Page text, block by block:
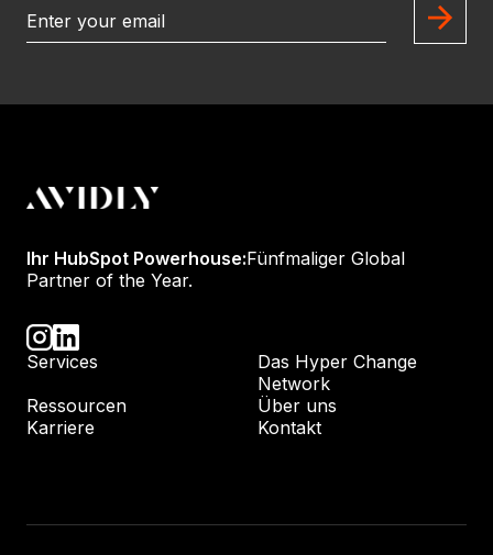
Ihr HubSpot Powerhouse:Fünfmaliger Global
Partner of the Year.
Services
Das Hyper Change
Network
Ressourcen
Über uns
Karriere
Kontakt